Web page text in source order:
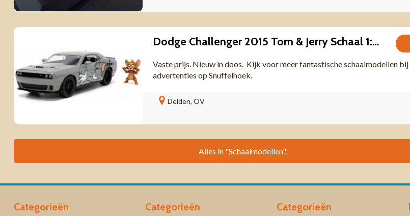
Dodge Challenger 2015 Tom & Jerry Schaal 1:24
Vaste prijs. Nieuw in doos. Kijk voor meer fantastische schaalmodellen bij
advertenties op Snuffelhoek.
Delden, OV
Alles in "Schaalmodellen".
Categorieën Categorieën Categorieën